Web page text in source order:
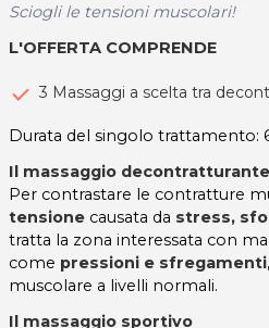
Sciogli le tensioni muscolari!
L'OFFERTA COMPRENDE
3 Massaggi a scelta tra
Durata del singolo trattamento:
Il massaggio decontratturante
Per contrastare le contratture
tensione causata da stress,
tratta la zona interessata con
come pressioni e sfregamenti
muscolare a livelli normali.
Il massaggio sportivo